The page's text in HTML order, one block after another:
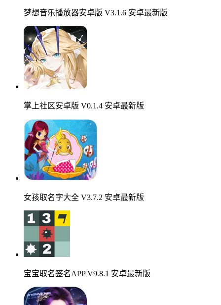
梦想音乐播放器安卓版 V3.1.6 安卓最新版
掌上社区安卓版 V0.1.4 安卓最新版
女孩取名字大全 V3.7.2 安卓最新版
宝宝取名签名APP V9.8.1 安卓最新版